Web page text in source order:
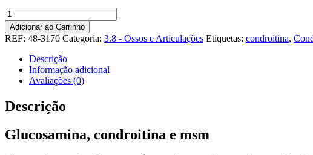
Quantidade
de
Glucosamina,
condroitina
msm
Adicionar ao Carrinho
REF: 48-3170 Categoria: 3.8 - Ossos e Articulações Etiquetas: condroitina,
Descrição
Informação adicional
Avaliações (0)
Descrição
Glucosamina, condroitina e msm